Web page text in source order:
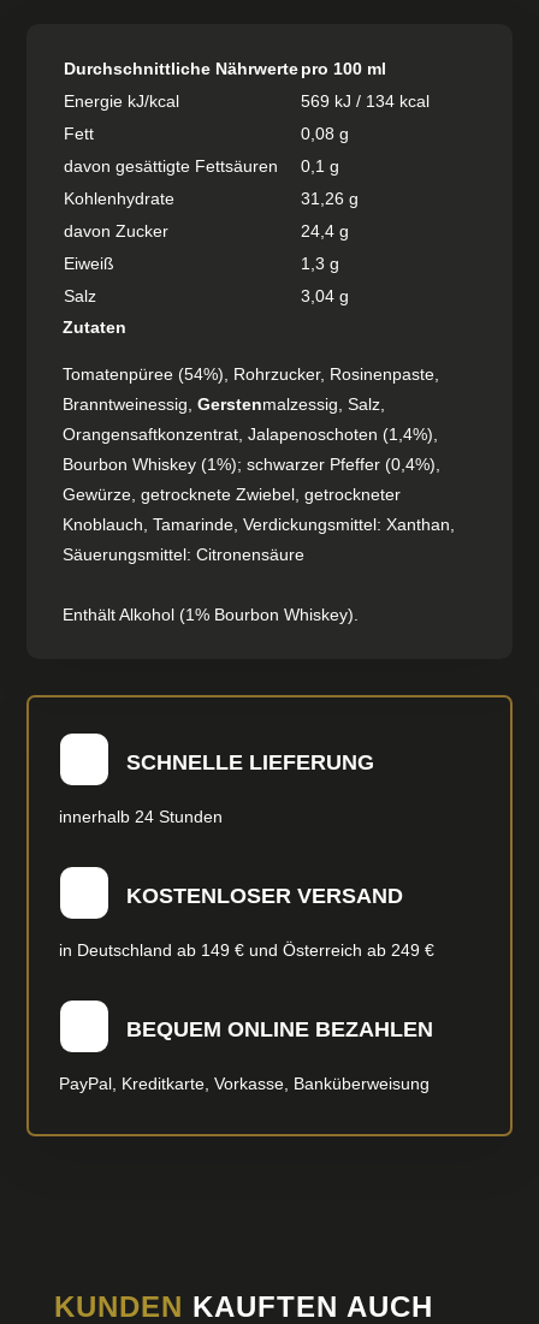
Durchschnittliche Nährwertepro 100 ml
Energie kJ/kcal
569 kJ / 134 kcal
Fett
0,08 g
davon gesättigte Fettsäuren
0,1 g
Kohlenhydrate
31,26 g
davon Zucker
24,4 g
Eiweiß
1,3 g
Salz
3,04 g
Zutaten
Tomatenpüree (54%), Rohrzucker, Rosinenpaste,
Branntweinessig,Gerstenmalzessig, Salz,
Orangensaftkonzentrat, Jalapenoschoten (1,4%),
Bourbon Whiskey (1%); schwarzer Pfeffer (0,4%),
Gewürze, getrocknete Zwiebel, getrockneter
Knoblauch, Tamarinde, Verdickungsmittel: Xanthan,
Säuerungsmittel: Citronensäure
Enthält Alkohol (1% Bourbon Whiskey).
SCHNELLE LIEFERUNG
innerhalb 24 Stunden
KOSTENLOSER VERSAND
in Deutschland ab 149 € und Österreich ab 249 €
BEQUEM ONLINE BEZAHLEN
PayPal, Kreditkarte, Vorkasse, Banküberweisung
KUNDEN KAUFTEN AUCH